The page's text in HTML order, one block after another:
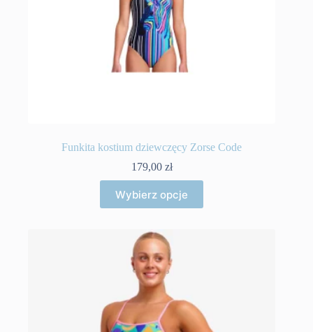
Funkita kostium dziewczęcy Zorse Code
179,00 zł
Wybierz opcje
produkt
ma
wariantów.
Opcje
można
wybrać
na
stronie
produktu